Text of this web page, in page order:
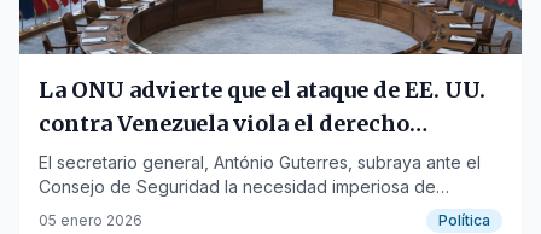
La ONU advierte que el ataque de EE. UU.
contra Venezuela viola el derecho
internacional
El secretario general, António Guterres, subraya ante el
Consejo de Seguridad la necesidad imperiosa de
respetar la Carta fundacional de la organización.
05 enero 2026 Política